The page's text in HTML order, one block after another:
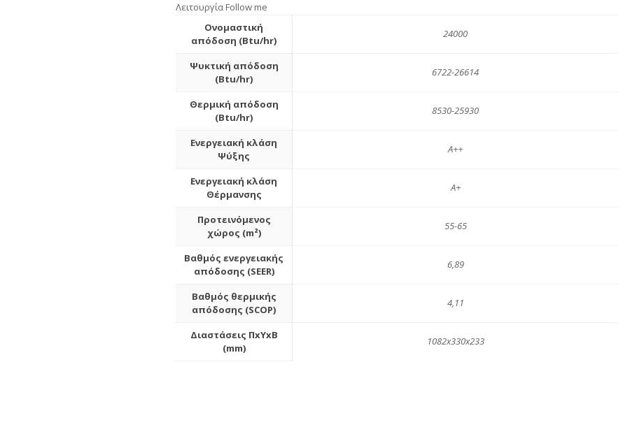
Λειτουργία Follow me
Ονομαστική
απόδοση (Btu/hr)
24000
Ψυκτική απόδοση
(Btu/hr)
6722-26614
Θερμική απόδοση
(Btu/hr)
8530-25930
Ενεργειακή κλάση
Ψύξης
A++
Ενεργειακή κλάση
Θέρμανσης
A+
Προτεινόμενος
χώρος (m²)
55-65
Βαθμός ενεργειακής
απόδοσης (SEER)
6,89
Βαθμός θερμικής
απόδοσης (SCOP)
4,11
Διαστάσεις ΠxΥxΒ
(mm)
1082x330x233